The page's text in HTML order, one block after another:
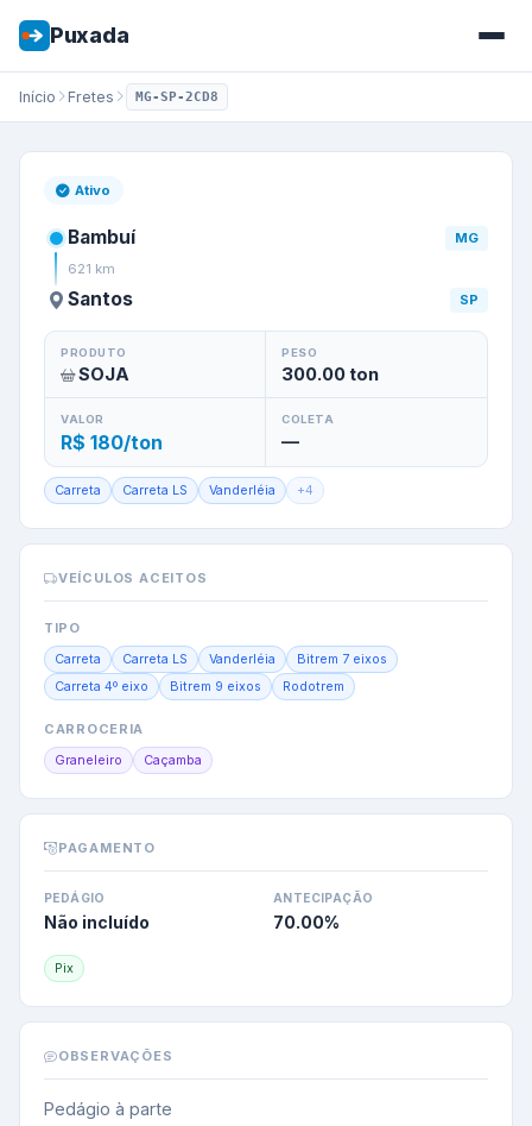
Puxada
Início Fretes MG-SP-2CD8
Frete de
Ativo
Bambuí
MG
621 km
Santos SP
PRODUTO
SOJA
PESO
300.00ton
VALOR
R$ 180/ton
COLETA
—
Carreta Carreta LS Vanderléia +4
VEÍCULOS ACEITOS
TIPO
Carreta Carreta LS Vanderléia
Bitrem 7 eixos
Carreta 4º eixo
Bitrem 9 eixos Rodotrem
CARROCERIA
Graneleiro Caçamba
PAGAMENTO
PEDÁGIO
Não incluído
ANTECIPAÇÃO
70.00%
Pix
OBSERVAÇÕES
Pedágio à parte